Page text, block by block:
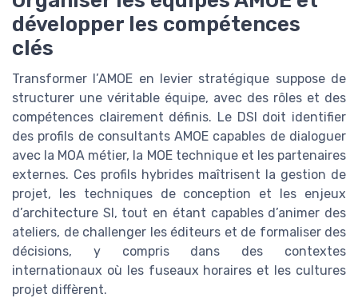
développer les compétences
clés
Transformer l’AMOE en levier stratégique suppose de
structurer une véritable équipe, avec des rôles et des
compétences clairement définis. Le DSI doit identifier
des profils de consultants AMOE capables de dialoguer
avec la MOA métier, la MOE technique et les partenaires
externes. Ces profils hybrides maîtrisent la gestion de
projet, les techniques de conception et les enjeux
d’architecture SI, tout en étant capables d’animer des
ateliers, de challenger les éditeurs et de formaliser des
décisions, y compris dans des contextes
internationaux où les fuseaux horaires et les cultures
projet diffèrent.